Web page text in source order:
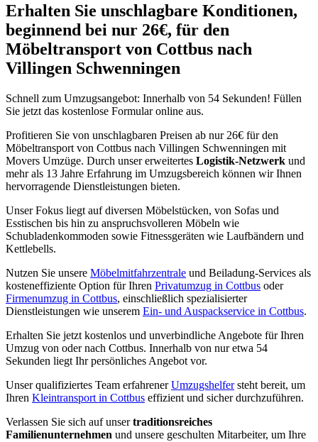
Erhalten Sie unschlagbare Konditionen,
beginnend bei nur 26€, für den
Möbeltransport von Cottbus nach
Villingen Schwenningen⁠
Schnell zum Umzugsangebot: Innerhalb von 54 Sekunden! Füllen
Sie jetzt das kostenlose Formular online aus.
Profitieren Sie von unschlagbaren Preisen ab nur 26€ für den
Möbeltransport von Cottbus nach Villingen Schwenningen⁠ mit
Movers Umzüge. Durch unser erweitertes Logistik-Netzwerk und
mehr als 13 Jahre Erfahrung im Umzugsbereich können wir Ihnen
hervorragende Dienstleistungen bieten.
Unser Fokus liegt auf diversen Möbelstücken, von Sofas und
Esstischen bis hin zu anspruchsvolleren Möbeln wie
Schubladenkommoden sowie Fitnessgeräten wie Laufbändern und
Kettlebells.
Nutzen Sie unsere Möbelmitfahrzentrale und Beiladung-Services als
kosteneffiziente Option für Ihren Privatumzug in Cottbus oder
Firmenumzug in Cottbus, einschließlich spezialisierter
Dienstleistungen wie unserem Ein- und Auspackservice in Cottbus.
Erhalten Sie jetzt kostenlos und unverbindliche Angebote für Ihren
Umzug von oder nach Cottbus. Innerhalb von nur etwa 54
Sekunden liegt Ihr persönliches Angebot vor.
Unser qualifiziertes Team erfahrenerUmzugshelfersteht bereit, um
Ihren Kleintransport in Cottbus effizient und sicher durchzuführen.
Verlassen Sie sich auf unsertraditionsreiches
Familienunternehmen und unsere geschulten Mitarbeiter, um Ihre